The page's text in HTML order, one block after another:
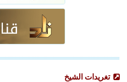
تغريدات الشيخ